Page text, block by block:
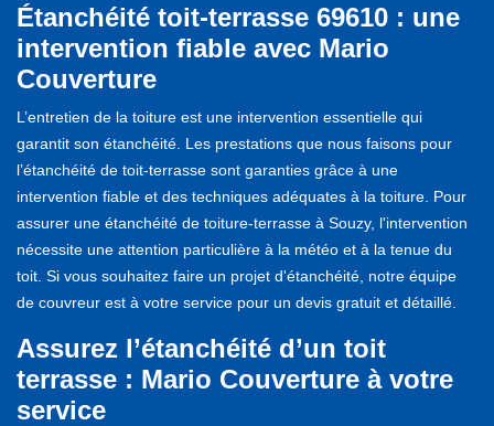
Étanchéité toit-terrasse 69610 : une
intervention fiable avec Mario
Couverture
L’entretien de la toiture est une intervention essentielle qui
garantit son étanchéité. Les prestations que nous faisons pour
l’étanchéité de toit-terrasse sont garanties grâce à une
intervention fiable et des techniques adéquates à la toiture. Pour
assurer une étanchéité de toiture-terrasse à Souzy, l'intervention
nécessite une attention particulière à la météo et à la tenue du
toit. Si vous souhaitez faire un projet d'étanchéité, notre équipe
de couvreur est à votre service pour un devis gratuit et détaillé.
Assurez l’étanchéité d’un toit
terrasse : Mario Couverture à votre
service